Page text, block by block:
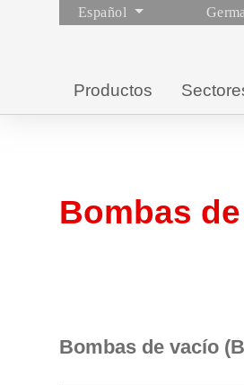
Español
Productos
Bombas
Bombas de vacío